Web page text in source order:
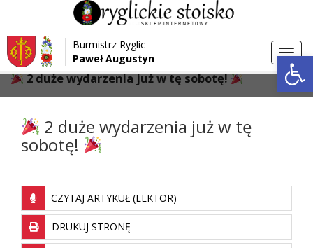
Przejdź do menu
Przejdź do głównej treści strony
Przejdź do stopki strony
Burmistrz Ryglic
Paweł Augustyn
Strona główna > Aktualności
2 duże wydarzenia już w tę sobotę!
2 duże wydarzenia już w tę
sobotę!
CZYTAJ ARTYKUŁ (LEKTOR)
DRUKUJ STRONĘ